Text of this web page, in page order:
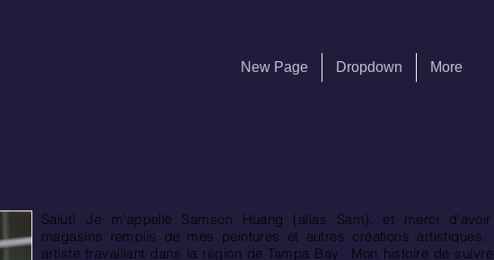
New Page Dropdown More
Salut! Je m'appelle Samson Huang (alias Sam), et merci
magasins remplis de mes peintures et autres créations artistiques.
artiste travaillant dans la région de Tampa Bay.
Mon histoire de